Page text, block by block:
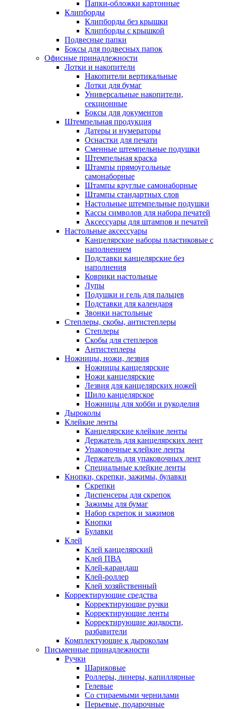
Папки-обложки картонные
Клипборды
Клипборды без крышки
Клипборды с крышкой
Подвесные папки
Боксы для подвесных папок
Офисные принадлежности
Лотки и накопители
Накопители вертикальные
Лотки для бумаг
Универсальные накопители,
секционные
Боксы для документов
Штемпельная продукция
Датеры и нумераторы
Оснастки для печати
Сменные штемпельные подушки
Штемпельная краска
Штампы прямоугольные
самонаборные
Штампы круглые самонаборные
Штампы стандартных слов
Настольные штемпельные подушки
Кассы символов для набора печатей
Аксессуары для штампов и печатей
Настольные аксессуары
Канцелярские наборы пластиковые с
наполнением
Подставки канцелярские без
наполнения
Коврики настольные
Лупы
Подушки и гель для пальцев
Подставки для календаря
Звонки настольные
Степлеры, скобы, антистеплеры
Степлеры
Скобы для степлеров
Антистеплеры
Ножницы, ножи, лезвия
Ножницы канцелярские
Ножи канцелярские
Лезвия для канцелярских ножей
Шило канцелярское
Ножницы для хобби и рукоделия
Дыроколы
Клейкие ленты
Канцелярские клейкие ленты
Держатель для канцелярских лент
Упаковочные клейкие ленты
Держатель для упаковочных лент
Специальные клейкие ленты
Кнопки, скрепки, зажимы, булавки
Скрепки
Диспенсеры для скрепок
Зажимы для бумаг
Набор скрепок и зажимов
Кнопки
Булавки
Клей
Клей канцелярский
Клей ПВА
Клей-карандаш
Клей-роллер
Клей хозяйственный
Корректирующие средства
Корректирующие ручки
Корректирующие ленты
Корректирующие жидкости,
разбавители
Комплектующие к дыроколам
Письменные принадлежности
Ручки
Шариковые
Роллеры, линеры, капиллярные
Гелевые
Со стираемыми чернилами
Перьевые, подарочные